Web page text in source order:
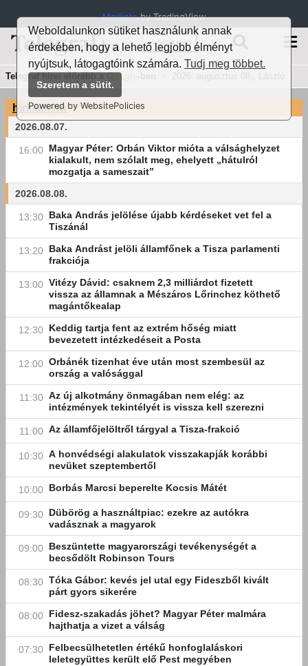
Weboldalunkon sütiket használunk annak
érdekében, hogy a lehető legjobb élményt
nyújtsuk, látogagtóink számára. Tudj meg többet.
Szeretem a sütit.
Powered by WebsitePolicies
Marketsby TradingView
🌙 Sötét mód
Telegraf hírei előrébb a oo
hirklikk.hu
2026.08.07.
16:00 Magyar Péter: Orbán Viktor mióta a válsághelyzet
kialakult, nem szólalt meg, ehelyett „hátulról
mozgatja a sameszait”
2026.08.08.
13:30 Baka András jelölése újabb kérdéseket vet fel a
Tiszánál
13:20 Baka Andrást jelöli államfőnek a Tisza parlamenti
frakciója
13:00 Vitézy Dávid: csaknem 2,3 milliárdot fizetett
vissza az államnak a Mészáros Lőrinchez köthető
magántőkealap
12:30 Keddig tartja fent az extrém hőség miatt
bevezetett intézkedéseit a Posta
12:00 Orbánék tizenhat éve után most szembesül az
ország a valósággal
11:30 Az új alkotmány önmagában nem elég: az
intézmények tekintélyét is vissza kell szerezni
11:00 Az államfőjelöltről tárgyal a Tisza-frakció
10:30 A honvédségi alakulatok visszakapják korábbi
nevüket szeptembertől
10:00 Borbás Marcsi beperelte Kocsis Mátét
09:30 Dübörög a használtpiac: ezekre az autókra
vadásznak a magyarok
09:00 Beszüntette magyarországi tevékenységét a
becsődölt Robinson Tours
08:30 Tóka Gábor: kevés jel utal egy Fideszből kivált
párt gyors sikerére
08:00 Fidesz-szakadás jöhet? Magyar Péter malmára
hajthatja a vizet a válság
07:30 Felbecsülhetetlen értékű honfoglaláskori
leletegyüttes került elő Pest megyében